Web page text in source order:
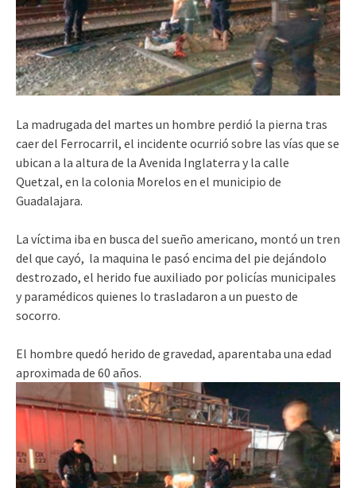
La madrugada del martes un hombre perdió la pierna tras
caer del Ferrocarril, el incidente ocurrió sobre las vías que se
ubican a la altura de la Avenida Inglaterra y la calle
Quetzal, en la colonia Morelos en el municipio de
Guadalajara.
La víctima iba en busca del sueño americano, montó un tren
del que cayó, la maquina le pasó encima del pie dejándolo
destrozado, el herido fue auxiliado por policías municipales
y paramédicos quienes lo trasladaron a un puesto de
socorro.
El hombre quedó herido de gravedad, aparentaba una edad
aproximada de 60 años.